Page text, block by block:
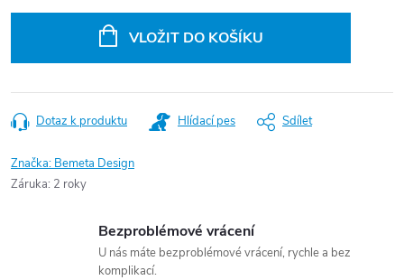
VLOŽIT DO KOŠÍKU
Dotaz k produktu Hlídací pes Sdílet
Značka: Bemeta Design
Záruka: 2 roky
Bezproblémové vrácení
U nás máte bezproblémové vrácení, rychle a bez
komplikací.